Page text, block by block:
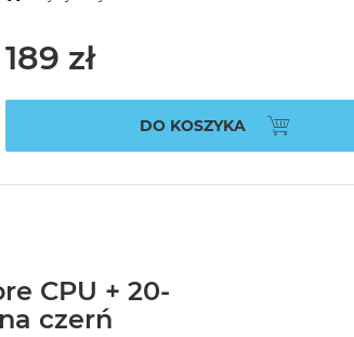
189 zł
DO KOSZYKA
CPU + 20-
czerń